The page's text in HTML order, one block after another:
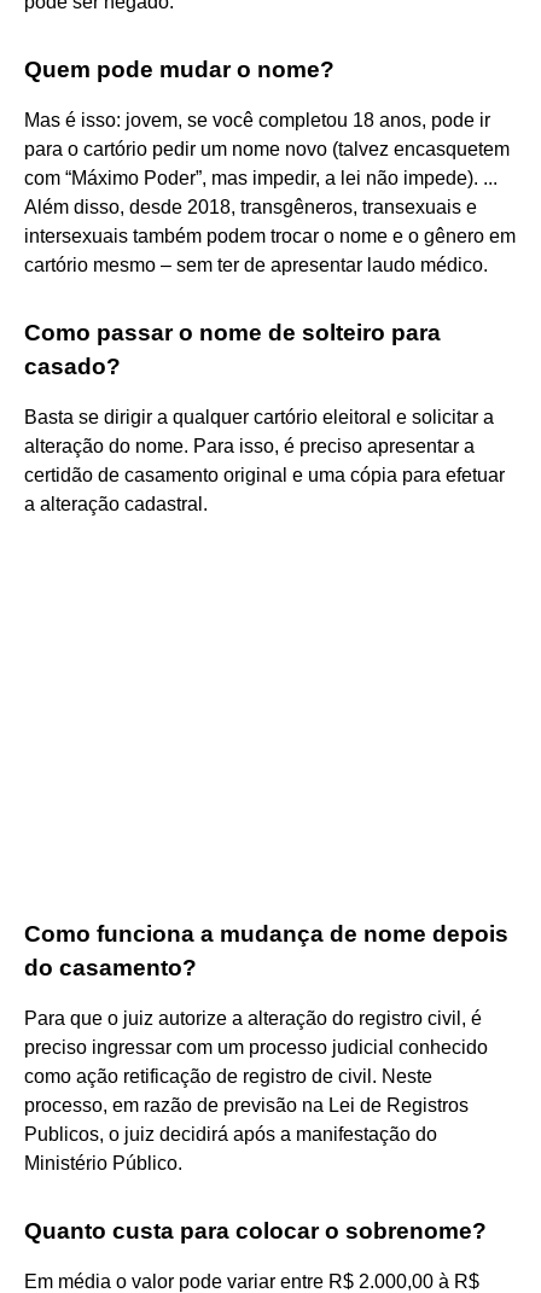
Quem pode mudar o nome?
Mas é isso: jovem, se você completou 18 anos, pode ir
para o cartório pedir um nome novo (talvez encasquetem
com “Máximo Poder”, mas impedir, a lei não impede). ...
Além disso, desde 2018, transgêneros, transexuais e
intersexuais também podem trocar o nome e o gênero em
cartório mesmo – sem ter de apresentar laudo médico.
Como passar o nome de solteiro para
casado?
Basta se dirigir a qualquer cartório eleitoral e solicitar a
alteração do nome. Para isso, é preciso apresentar a
certidão de casamento original e uma cópia para efetuar
a alteração cadastral.
Como funciona a mudança de nome depois
do casamento?
Para que o juiz autorize a alteração do registro civil, é
preciso ingressar com um processo judicial conhecido
como ação retificação de registro de civil. Neste
processo, em razão de previsão na Lei de Registros
Publicos, o juiz decidirá após a manifestação do
Ministério Público.
Quanto custa para colocar o sobrenome?
Em média o valor pode variar entre R$ 2.000,00 à R$